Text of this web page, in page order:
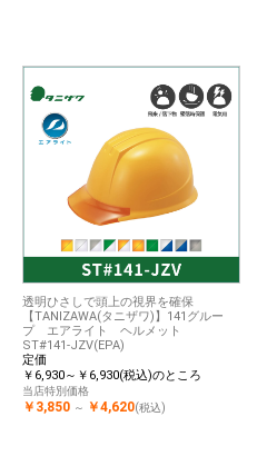
透明ひさしで頭上の視界を確保
【TANIZAWA(タニザワ)】141グルー
プ エアライト ヘルメット
ST#141-JZV(EPA)
定価
￥6,930～￥6,930(税込)のところ
当店特別価格
￥3,850 ～ ￥4,620(税込)